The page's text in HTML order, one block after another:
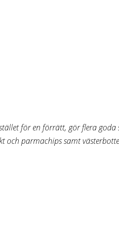
för en förrätt, gör flera
och parmachipssamt